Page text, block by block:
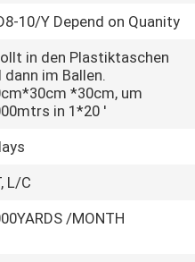
10/Y Depend on Quanity
in den Plastiktaschen
dann im Ballen.
*30cm, um
in 1*20 '
L/C
/MONTH